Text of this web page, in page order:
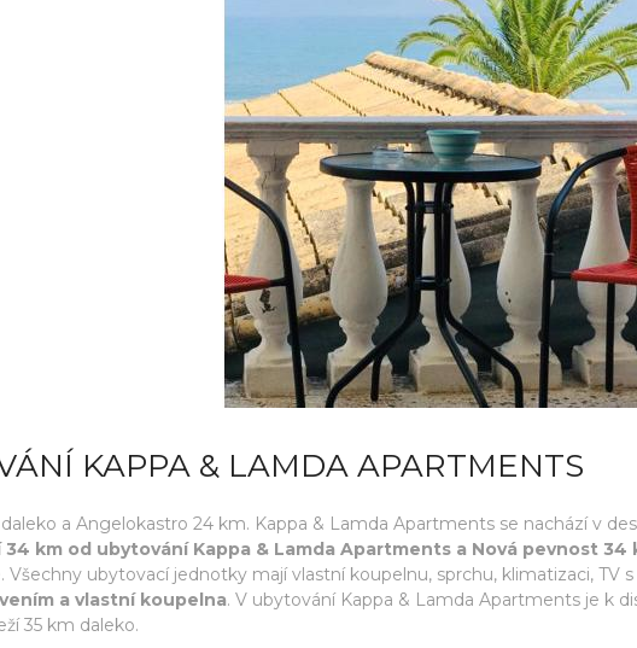
KAPPA & LAMDA APARTMENTS
a Angelokastro 24 km. Kappa & Lamda Apartments se nachází v
km od ubytování Kappa & Lamda Apartments a Nová pevnost 34
ubytovací jednotky mají vlastní koupelnu, sprchu, klimatizaci, TV
a vlastní koupelna. V ubytování Kappa & Lamda Apartments je k
35 km daleko.